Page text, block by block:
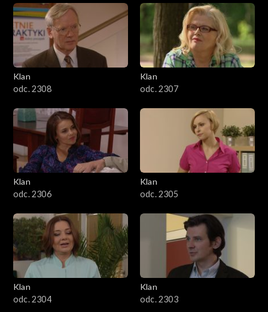
Klan
odc. 2308
Klan
odc. 2307
Klan
odc. 2306
Klan
odc. 2305
Klan
odc. 2304
Klan
odc. 2303